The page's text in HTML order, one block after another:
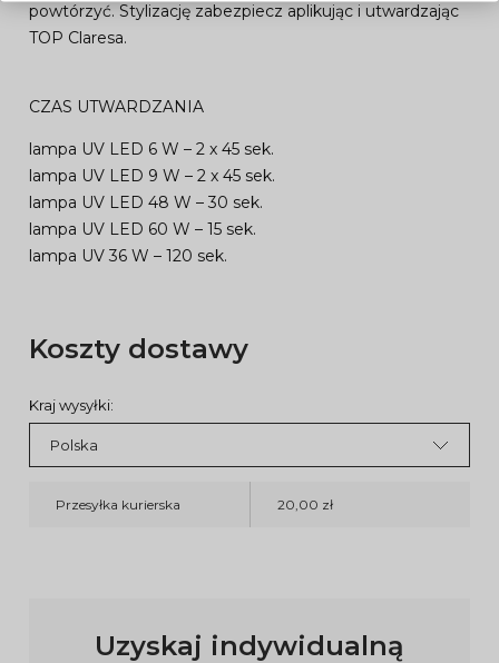
powtórzyć. Stylizację zabezpiecz aplikując i utwardzając
TOP Claresa.
CZAS UTWARDZANIA
lampa UV LED 6 W – 2 x 45 sek.
lampa UV LED 9 W – 2 x 45 sek.
lampa UV LED 48 W – 30 sek.
lampa UV LED 60 W – 15 sek.
lampa UV 36 W – 120 sek.
Koszty dostawy
Kraj wysyłki:
Przesyłka kurierska 20,00 zł
Uzyskaj indywidualną